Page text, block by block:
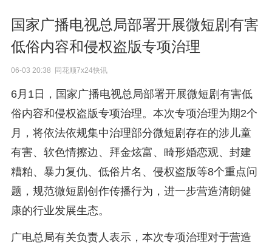
国家广播电视总局部署开展微短剧有害
低俗内容和侵权盗版专项治理
06-03 20:38 同花顺7x24快讯
6月1日，国家广播电视总局部署开展微短剧有害低
俗内容和侵权盗版专项治理。本次专项治理为期2个
月，将依法依规集中治理部分微短剧存在的涉儿童
有害、软色情擦边、拜金炫富、畸形婚恋观、封建
糟粕、暴力复仇、低俗片名、侵权盗版等8个重点问
题，规范微短剧创作传播行为，进一步营造清朗健
康的行业发展生态。
广电总局有关负责人表示，本次专项治理对于营造